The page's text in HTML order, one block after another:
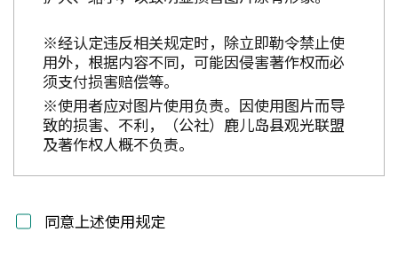
※经认定违反相关规定时，除立即勒令禁止使
用外，根据内容不同，可能因侵害著作权而必
须支付损害赔偿等。
※使用者应对图片使用负责。因使用图片而导
致的损害、不利，（公社）鹿儿岛县观光联盟
及著作权人概不负责。
同意上述使用规定